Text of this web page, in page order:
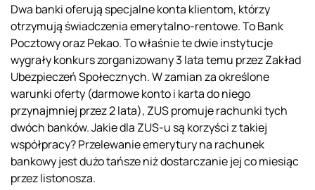
Dwa banki oferują specjalne konta klientom, którzy
otrzymują świadczenia emerytalno-rentowe. To Bank
Pocztowy oraz Pekao. To właśnie te dwie instytucje
wygrały konkurs zorganizowany 3 lata temu przez Zakład
Ubezpieczeń Społecznych. W zamian za określone
warunki oferty (darmowe konto i karta do niego
przynajmniej przez 2 lata), ZUS promuje rachunki tych
dwóch banków. Jakie dla ZUS-u są korzyści z takiej
współpracy? Przelewanie emerytury na rachunek
bankowy jest dużo tańsze niż dostarczanie jej co miesiąc
przez listonosza.